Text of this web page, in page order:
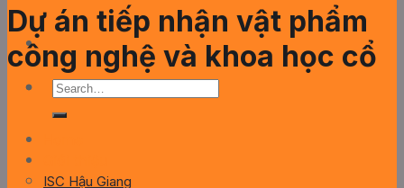
ISC Hậu Giang
Dự án tiếp nhận vật phẩm
công nghệ và khoa học cổ